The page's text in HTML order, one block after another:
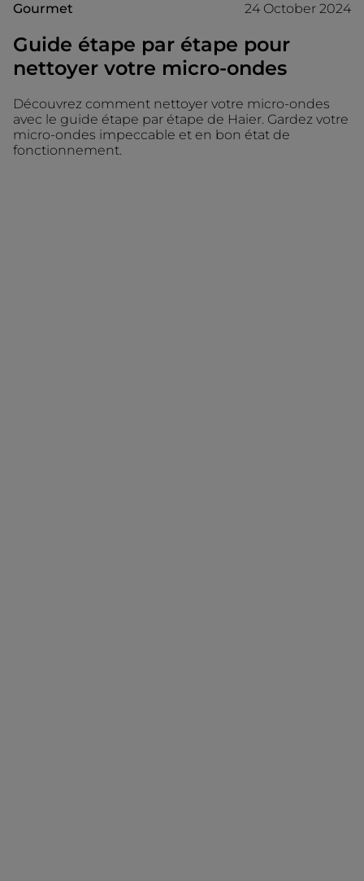
Gourmet 24 October 2024
Guide étape par étape pour
nettoyer votre micro-ondes
Découvrez comment nettoyer votre micro-ondes
avec le guide étape par étape de Haier. Gardez votre
micro-ondes impeccable et en bon état de
fonctionnement.